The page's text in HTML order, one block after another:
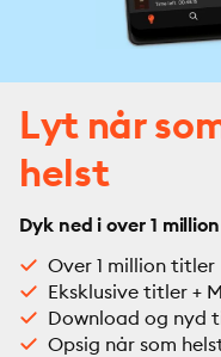
Lyt når
helst
Dyk ned i over 1
Over 1 million titler
Eksklusive titler +
Download og nyd
Opsig når som